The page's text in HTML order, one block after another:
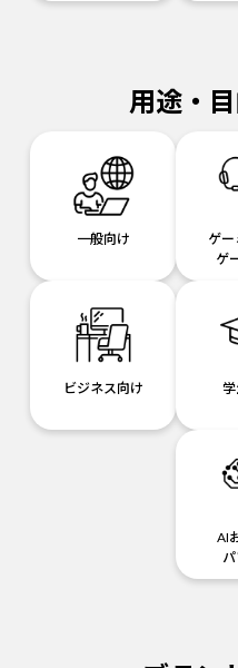
用途・
一般向け
ゲー
ゲ
ビジネス向け
AI